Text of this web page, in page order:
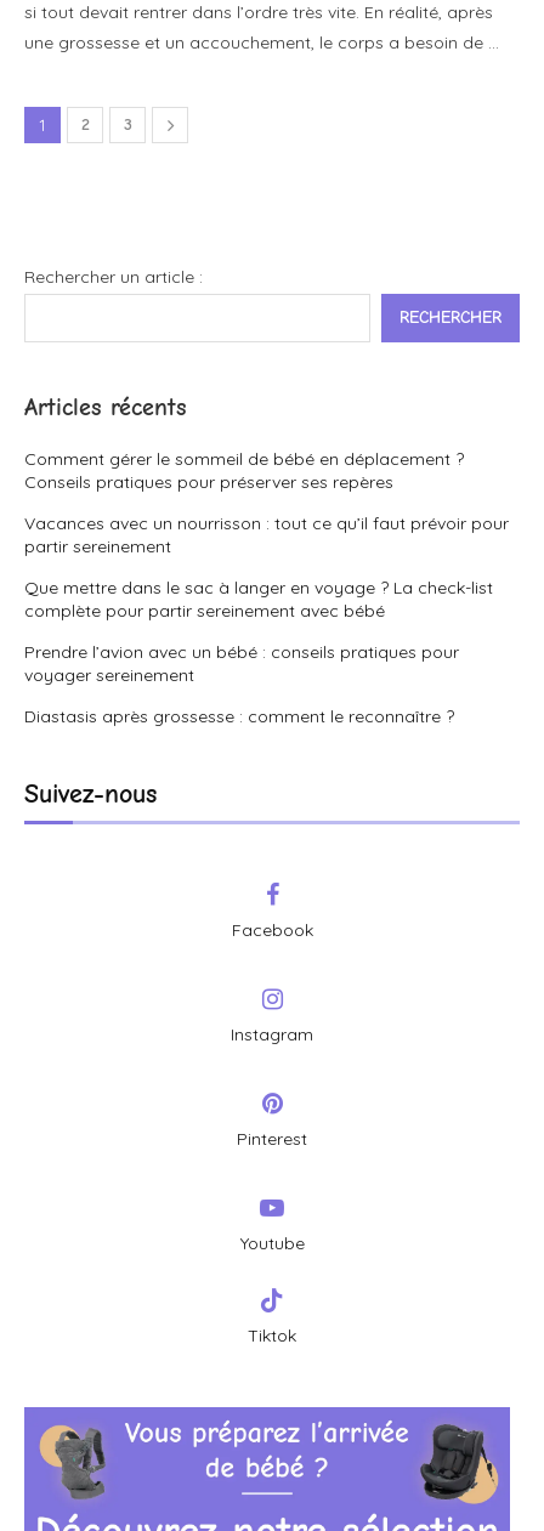
si tout devait rentrer dans l’ordre très vite. En réalité, après
une grossesse et un accouchement, le corps a besoin de …
1 2 3
Rechercher un article :
RECHERCHER
Articles récents
Comment gérer le sommeil de bébé en déplacement ?
Conseils pratiques pour préserver ses repères
Vacances avec un nourrisson : tout ce qu’il faut prévoir pour
partir sereinement
Que mettre dans le sac à langer en voyage ? La check-list
complète pour partir sereinement avec bébé
Prendre l’avion avec un bébé : conseils pratiques pour
voyager sereinement
Diastasis après grossesse : comment le reconnaître ?
Suivez-nous
Facebook
Instagram
Pinterest
Youtube
Tiktok